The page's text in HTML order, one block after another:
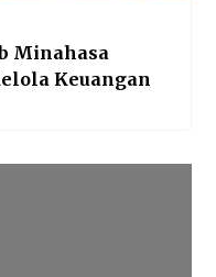
Minahasa
Keuangan